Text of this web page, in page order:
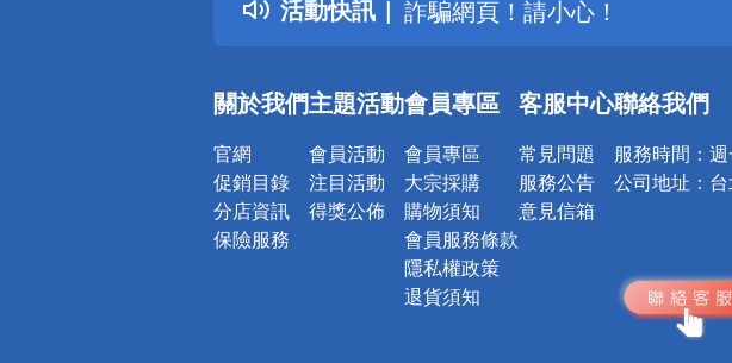
活動快訊
詐騙網頁！請小心！
關於我們
官網
促銷目錄
分店資訊
保險服務
主題活動
會員活動
注目活動
得獎公佈
會員專區
會員專區
大宗採購
購物須知
會員服務條款
隱私權政策
退貨須知
客服中心
常見問題
服務公告
意見信箱
聯絡我們
服務時間：
公司地址：